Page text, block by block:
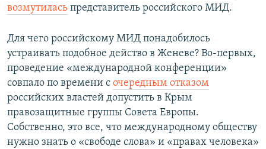
возмутилась представитель российского МИД.
Для чего российскому МИД понадобилось
устраивать подобное действо в Женеве? Во-первых,
проведение «международной конференции»
совпало по времени с очередным отказом
российских властей допустить в Крым
правозащитные группы Совета Европы.
Собственно, это все, что международному обществу
нужно знать о «свободе слова» и «правах человека»